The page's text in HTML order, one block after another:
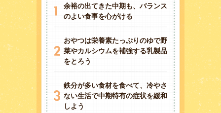
余裕の出てきた中期も、バランス
のよい食事を心がける
おやつは栄養素たっぷりのゆで野
菜やカルシウムを補強する乳製品
をとろう
鉄分が多い食材を食べて、冷やさ
ない生活で中期特有の症状を緩和
しよう